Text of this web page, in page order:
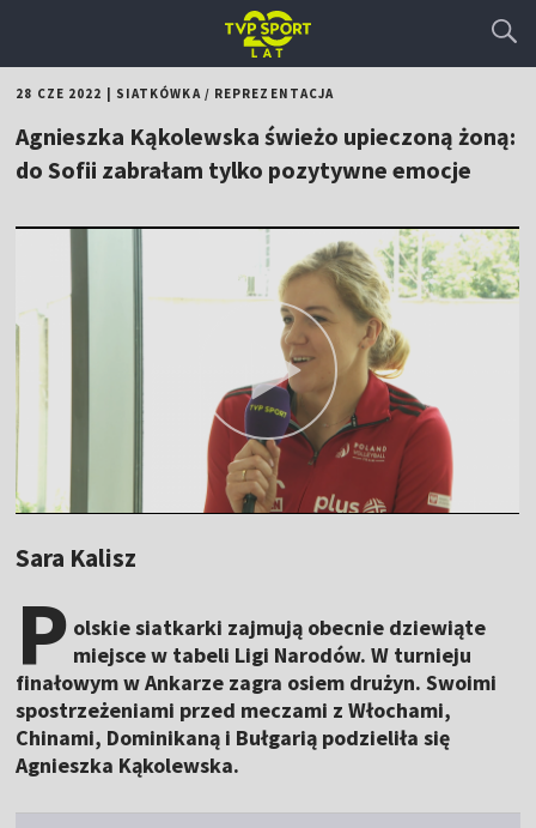
28 CZE 2022 SIATKÓWKA/ REPREZENTACJA
Agnieszka Kąkolewska świeżo upieczoną żoną:
do Sofii zabrałam tylko pozytywne emocje
Sara Kalisz
P olskie siatkarki zajmują obecnie dziewiąte
miejsce w tabeli Ligi Narodów. W turnieju
finałowym w Ankarze zagra osiem drużyn. Swoimi
spostrzeżeniami przed meczami z Włochami,
Chinami, Dominikaną i Bułgarią podzieliła się
Agnieszka Kąkolewska.